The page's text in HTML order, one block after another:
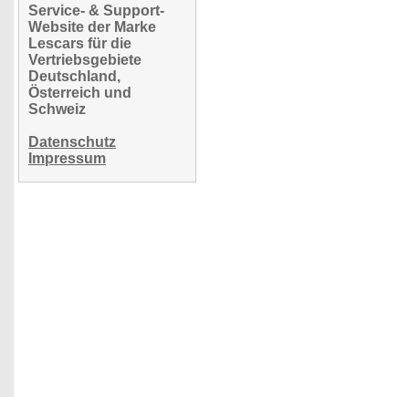
Service- & Support-
Website der Marke
Lescars für die
Vertriebsgebiete
Deutschland,
Österreich und
Schweiz
Datenschutz
Impressum